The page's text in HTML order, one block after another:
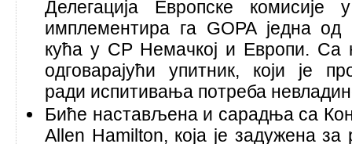
Делегација Европске
имплементира га GOPA једна од
кућа у СР Немачкој и Европи. Са
одговарајући упитник, који је
ради испитивања потреба
Биће настављена и сарадња са
Allen Hamilton, која је задужена за